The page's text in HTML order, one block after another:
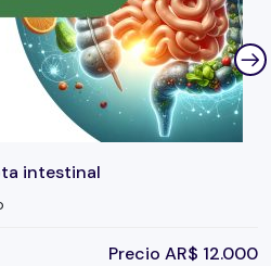
intestinal
Precio AR$ 12.000